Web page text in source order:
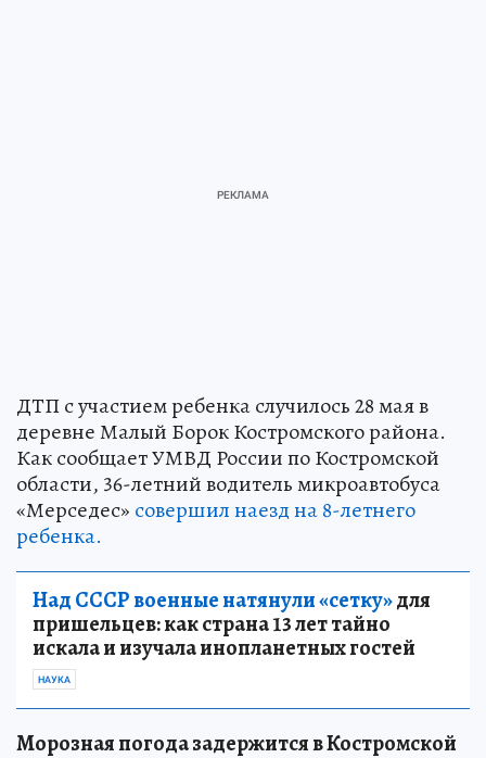
ДТП с участием ребенка случилось 28 мая в
деревне Малый Борок Костромского района.
Как сообщает УМВД России по Костромской
области, 36-летний водитель микроавтобуса
«Мерседес» совершил наезд на 8-летнего
ребенка.
Над СССР военные натянули «сетку»для
пришельцев: как страна 13 лет тайно
искала и изучала инопланетных гостей
НАУКА
Морозная погода задержится в Костромской